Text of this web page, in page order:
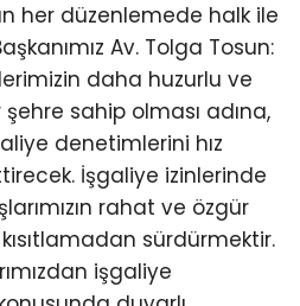
her düzenlemede halk ile
Av. Tolga Tosun:
daha huzurlu ve
sahip olması adına,
denetimlerini hız
İşgaliye izinlerinde
rahat ve özgür
sürdürmektir.
işgaliye